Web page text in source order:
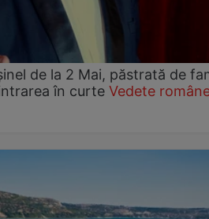
de la 2 Mai, păstrată de
în curte Vedete